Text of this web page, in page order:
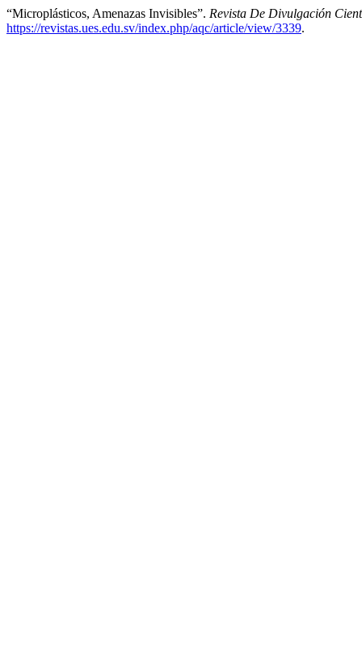
“Microplásticos, Amenazas Invisibles”. Revista De Divulgación
https://revistas.ues.edu.sv/index.php/aqc/article/view/3339.